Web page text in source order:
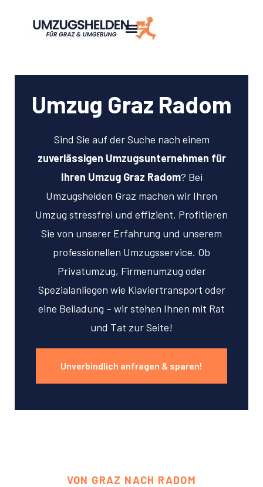
Umzug Graz Radom
Sind Sie auf der Suche nach einem
zuverlässigen Umzugsunternehmen für
Ihren Umzug Graz Radom? Bei
Umzugshelden Graz machen wir Ihren
Umzug stressfrei und effizient. Profitieren
Sie von unserer Erfahrung und unserem
professionellen Umzugsservice. Ob
Privatumzug, Firmenumzug oder
Spezialanliegen wie Klaviertransport oder
eine Beiladung – wir stehen Ihnen mit Rat
und Tat zur Seite!
Unverbindlich anfragen & sparen!
VON GRAZ NACH RADOM